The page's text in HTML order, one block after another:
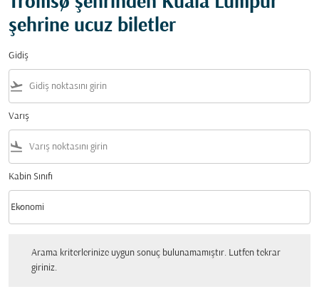
şehrine ucuz biletler
Gidiş
flight_takeoff
Varış
flight_land
Kabin Sınıfı
Kabin Sınıfı option Ekonomi Selected
Ekonomi
keyboard_arrow_down
Arama kriterlerinize uygun sonuç bulunamamıştır. Lutfen tekrar
giriniz.